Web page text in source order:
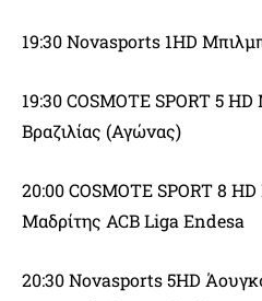
19:30 Novasports 1HD
19:30 COSMOTE SPORT 5
Βραζιλίας (Αγώνας)
20:00 COSMOTE SPORT 8
Μαδρίτης ACB Liga Endesa
20:30 Novasports 5HD